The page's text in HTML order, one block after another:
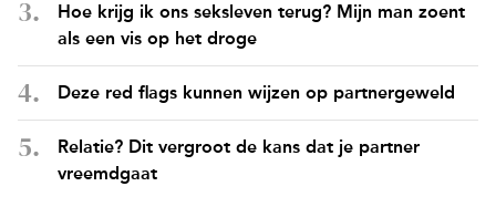
Hoe krijg ik ons seksleven terug? Mijn man zoent
als een vis op het droge
Deze red flags kunnen wijzen op partnergeweld
Relatie? Dit vergroot de kans dat je partner
vreemdgaat